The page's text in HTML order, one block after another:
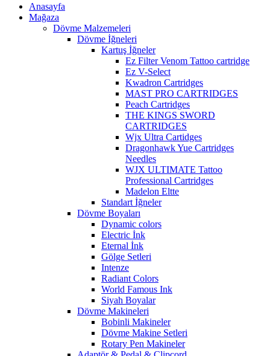
Anasayfa
Mağaza
Dövme Malzemeleri
Dövme İğneleri
Kartuş İğneler
Ez Filter Venom Tattoo cartridge
Ez V-Select
Kwadron Cartridges
MAST PRO CARTRIDGES
Peach Cartridges
THE KINGS SWORD
CARTRIDGES
Wjx Ultra Cartidges
Dragonhawk Yue Cartridges
Needles
WJX ULTIMATE Tattoo
Professional Cartridges
Madelon Eltte
Standart İğneler
Dövme Boyaları
Dynamic colors
Electric İnk
Eternal İnk
Gölge Setleri
Intenze
Radiant Colors
World Famous Ink
Siyah Boyalar
Dövme Makineleri
Bobinli Makineler
Dövme Makine Setleri
Rotary Pen Makineler